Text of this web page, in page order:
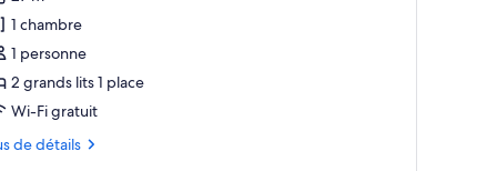
:
1 chambre
1 personne
2 grands lits 1 place
Wi-Fi gratuit
de détails